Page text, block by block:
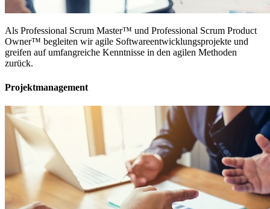
Als Professional Scrum Master™ und Professional Scrum Product
Owner™ begleiten wir agile Softwareentwicklungsprojekte und
greifen auf umfangreiche Kenntnisse in den agilen Methoden
zurück.
Projektmanagement